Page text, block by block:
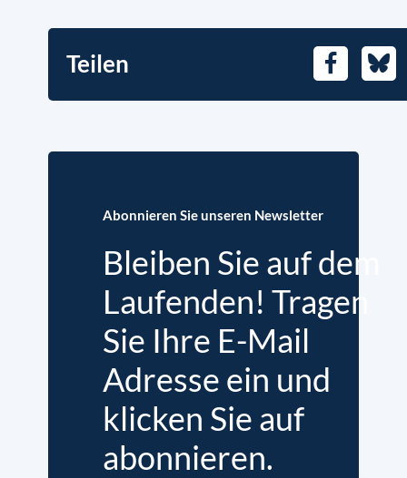
Teilen Facebook
Abonnieren Sie unseren Newsletter
Bleiben Sie auf dem
Laufenden! Tragen
Sie Ihre E-Mail
Adresse ein und
klicken Sie auf
abonnieren.